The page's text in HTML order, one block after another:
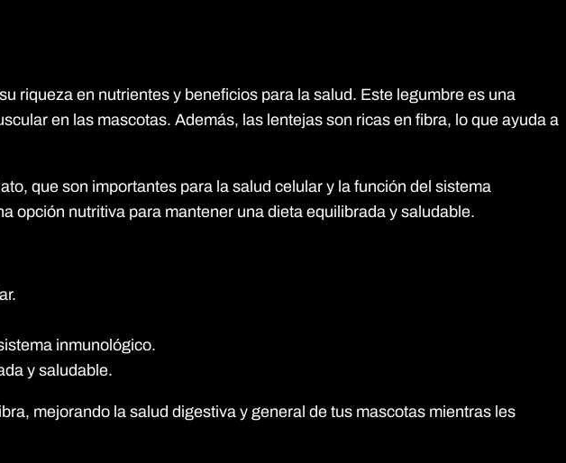
riqueza en nutrientes y beneficios para la salud. Este legumbre es una
en las mascotas. Además, las lentejas son ricas en fibra, lo que ayuda a
que son importantes para la salud celular y la función del sistema
opción nutritiva para mantener una dieta equilibrada y saludable.
inmunológico.
y saludable.
mejorando la salud digestiva y general de tus mascotas mientras les